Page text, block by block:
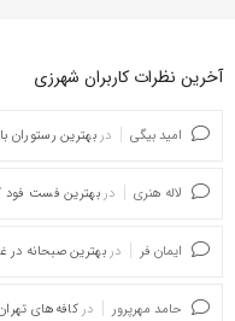
آخرین نظرات کاربران شهرزی
امید بیگی در بهترین رستوران با
لاله هنری در بهترین فست فود کیش ( 7 فست
ایمان فر در بهترین صبحانه در غرب تهران (9
حامد مهرپرور در